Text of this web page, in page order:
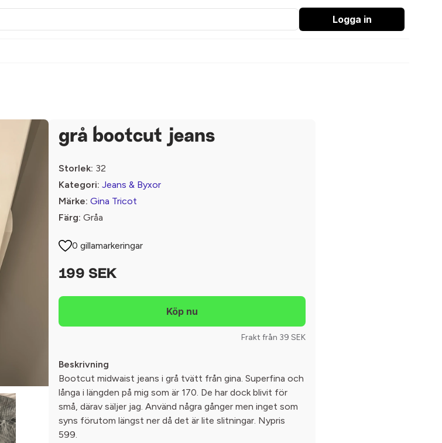
Logga in
grå bootcut jeans
Storlek: 32
Kategori: Jeans & Byxor
Märke: Gina Tricot
Färg: Gråa
0 gillamarkeringar
199 SEK
Frakt från 39 SEK
Beskrivning
Bootcut midwaist jeans i grå tvätt från gina. Superfina och
långa i längden på mig som är 170. De har dock blivit för
små, därav säljer jag. Använd några gånger men inget som
syns förutom längst ner då det är lite slitningar. Nypris
599.